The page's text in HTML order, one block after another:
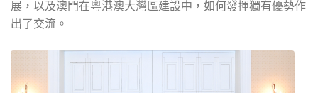
展，以及澳門在粵港澳大灣區建設中，如何發揮獨有優勢作
出了交流。